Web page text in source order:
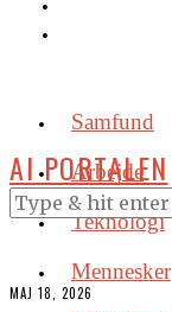
Samfund
Arbejde
Teknologi
Mennesker
AI PORTALEN
MAJ 18, 2026